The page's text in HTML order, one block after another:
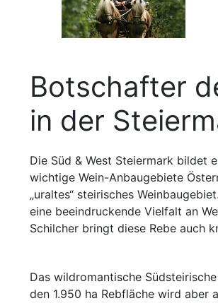
Botschafter
in der
Die Süd & West Steiermark bildet
wichtige Wein-Anbaugebiete
„uraltes“ steirisches
eine beeindruckende Vielfalt an
Schilcher bringt diese Rebe auch
Das wildromantische
den 1.950 ha Rebfläche wird aber